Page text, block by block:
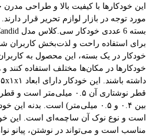
این خودکارها با کیفیت بالا و طراحی
مورد توجه در بازار لوازم تحریر قرار دارند.
خودکار در یک بسته، این محصول به
خودکارها در مکان‌ها مختلف استفاده
بین ۰.۴ و ۰.۵ میلی‌متر) است.
است و نوع نوک آن ساچمه‌ای است. این
مناسب است و می‌تواند در نوشتن، پیانو